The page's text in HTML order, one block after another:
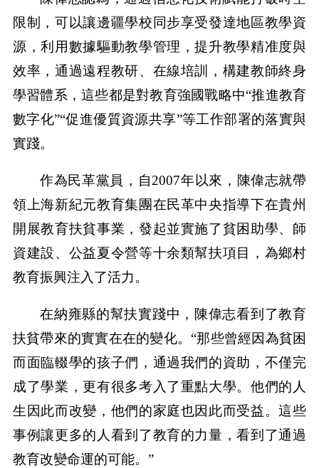
限制，可以讓邊疆學校同步享受發達地區教學資
源，利用數據驅動教學管理，提升教學精准度與
效率，通過遠程教研、在線培訓，構建教師終身
學習體系，這些都是對教育強國戰略中“推進教育
數字化”“促進優質資源共享”等工作部署的落實與
實踐。
作為民革黨員，自2007年以來，陳偉志就帶
領上海新紀元教育集團在民革中央指導下在貴州
開展教育扶貧事業，發起並實施了貧困助學、師
資建設、公益夏令營等十余類幫扶項目，為鄉村
教育振興注入了活力。
在納雍縣的幫扶實踐中，陳偉志看到了教育
扶貧帶來的實實在在的變化。“那些曾經因為貧困
而面臨輟學的孩子們，通過我們的資助，不僅完
成了學業，更有很多考入了重點大學。他們的人
生因此而改變，他們的家庭也因此而受益。這些
事例讓更多的人看到了教育的力量，看到了通過
教育改變命運的可能。”